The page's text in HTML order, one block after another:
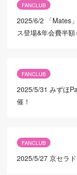
FANCLUB
2025/6/2
「Mates
ス登場&年会費半
FANCLUB
2025/5/31 みずほ
催！
FANCLUB
2025/5/27 京セラ